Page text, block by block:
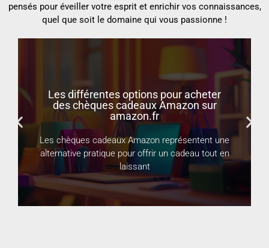
pensés pour éveiller votre esprit et enrichir vos connaissances,
quel que soit le domaine qui vous passionne !
Quoi offrir à sa meilleure amie ?
Découvrez les plus belles plantes
d’intérieur qui lui feront plaisir
À la recherche d’une attention délicate pour
votre meilleure amie ? Les plantes d’intérieur
représentent
Lire la suite